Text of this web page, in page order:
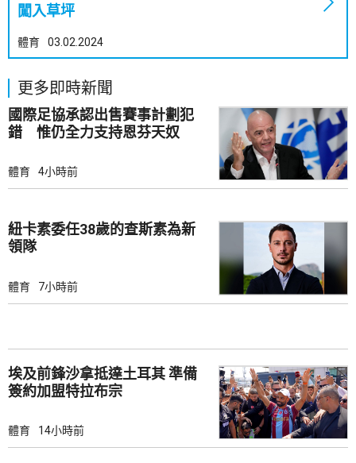
闖入草坪
體育 03.02.2024
更多即時新聞
國際足協承認出售賽事計劃犯
錯 惟仍全力支持恩芬天奴
體育 4小時前
紐卡素委任38歲的查斯素為新
領隊
體育 7小時前
埃及前鋒沙拿抵達土耳其 準備
簽約加盟特拉布宗
體育 14小時前